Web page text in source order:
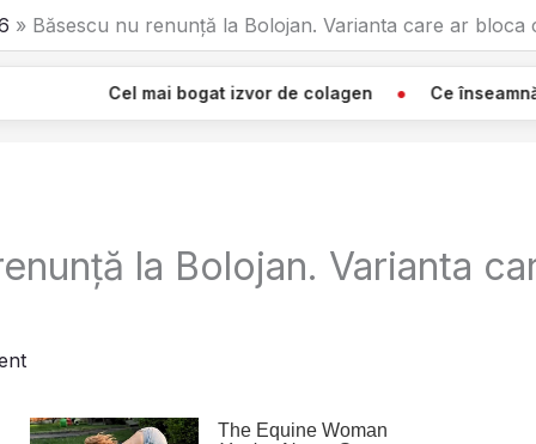
Băsescu nu renunță la Bolojan. Varianta care ar bloca
bogat izvor de colagen Ce înseamnă Când Vezi O
la Bolojan. Varianta